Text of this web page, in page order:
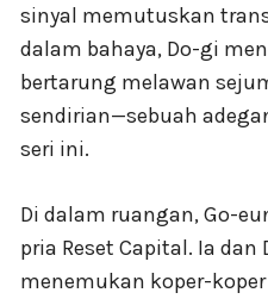
sinyal memutuskan
dalam bahaya, Do-gi
bertarung melawan
sendirian—sebuah
seri ini.
Di dalam ruangan, Go-
pria Reset Capital. Ia
menemukan koper-